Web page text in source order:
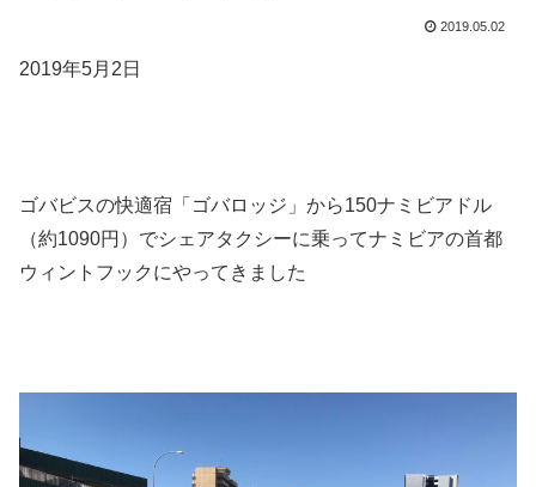
2019.05.02
2019年5月2日
ゴバビスの快適宿「ゴバロッジ」から150ナミビアドル
（約1090円）でシェアタクシーに乗ってナミビアの首都
ウィントフックにやってきました